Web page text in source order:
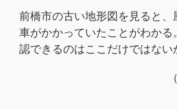
前橋市の古い地形図を見ると、
車がかかっていたことがわかる
認できるのはここだけではない